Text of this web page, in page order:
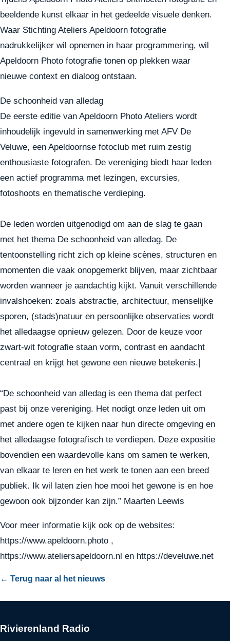
beeldende kunst elkaar in het gedeelde visuele denken.
Waar Stichting Ateliers Apeldoorn fotografie
nadrukkelijker wil opnemen in haar programmering, wil
Apeldoorn Photo fotografie tonen op plekken waar
nieuwe context en dialoog ontstaan.
De schoonheid van alledag
De eerste editie van Apeldoorn Photo Ateliers wordt
inhoudelijk ingevuld in samenwerking met AFV De
Veluwe, een Apeldoornse fotoclub met ruim zestig
enthousiaste fotografen. De vereniging biedt haar leden
een actief programma met lezingen, excursies,
fotoshoots en thematische verdieping.
De leden worden uitgenodigd om aan de slag te gaan
met het thema De schoonheid van alledag. De
tentoonstelling richt zich op kleine scènes, structuren en
momenten die vaak onopgemerkt blijven, maar zichtbaar
worden wanneer je aandachtig kijkt. Vanuit verschillende
invalshoeken: zoals abstractie, architectuur, menselijke
sporen, (stads)natuur en persoonlijke observaties wordt
het alledaagse opnieuw gelezen. Door de keuze voor
zwart-wit fotografie staan vorm, contrast en aandacht
centraal en krijgt het gewone een nieuwe betekenis.|
“De schoonheid van alledag is een thema dat perfect
past bij onze vereniging. Het nodigt onze leden uit om
met andere ogen te kijken naar hun directe omgeving en
het alledaagse fotografisch te verdiepen. Deze expositie
bovendien een waardevolle kans om samen te werken,
van elkaar te leren en het werk te tonen aan een breed
publiek. Ik wil laten zien hoe mooi het gewone is en hoe
gewoon ook bijzonder kan zijn.” Maarten Leewis
Voor meer informatie kijk ook op de websites:
https://www.apeldoorn.photo ,
https://www.ateliersapeldoorn.nl en https://develuwe.net
← Terug naar al het nieuws
Rivierenland Radio